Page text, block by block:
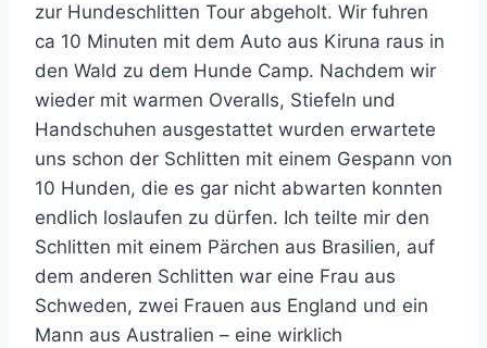
zur Hundeschlitten Tour abgeholt. Wir fuhren
ca 10 Minuten mit dem Auto aus Kiruna raus in
den Wald zu dem Hunde Camp. Nachdem wir
wieder mit warmen Overalls, Stiefeln und
Handschuhen ausgestattet wurden erwartete
uns schon der Schlitten mit einem Gespann von
10 Hunden, die es gar nicht abwarten konnten
endlich loslaufen zu dürfen. Ich teilte mir den
Schlitten mit einem Pärchen aus Brasilien, auf
dem anderen Schlitten war eine Frau aus
Schweden, zwei Frauen aus England und ein
Mann aus Australien – eine wirklich